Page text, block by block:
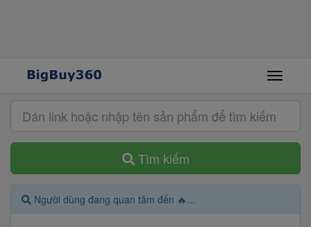
Tìm kiếm
Người dùng đang quan tâm đến 🔥...